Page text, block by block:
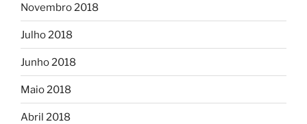
Novembro 2018
Julho 2018
Junho 2018
Maio 2018
Abril 2018